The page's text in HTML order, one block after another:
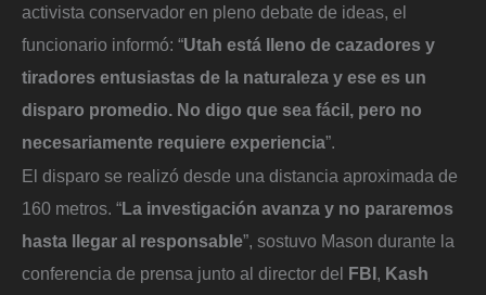
activista conservador en pleno debate de ideas, el
funcionario informó: “Utah está lleno de cazadores y
tiradores entusiastas de la naturaleza y ese es un
disparo promedio. No digo que sea fácil, pero no
necesariamente requiere experiencia”.
El disparo se realizó desde una distancia aproximada de
160 metros. “La investigación avanza y no pararemos
hasta llegar al responsable”, sostuvo Mason durante la
conferencia de prensa junto al director del
FBI , Kash